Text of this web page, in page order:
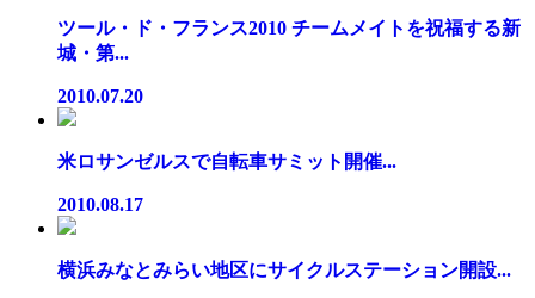
ツール・ド・フランス2010 チームメイトを祝福する新
城・第...
2010.07.20
米ロサンゼルスで自転車サミット開催...
2010.08.17
横浜みなとみらい地区にサイクルステーション開設...